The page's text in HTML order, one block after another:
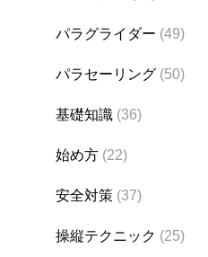
パラグライダー (49)
パラセーリング (50)
基礎知識 (36)
始め方 (22)
安全対策 (37)
操縦テクニック (25)